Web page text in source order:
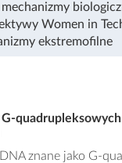
mechanizmy
Women in
ekstremofilne
znane jako G-